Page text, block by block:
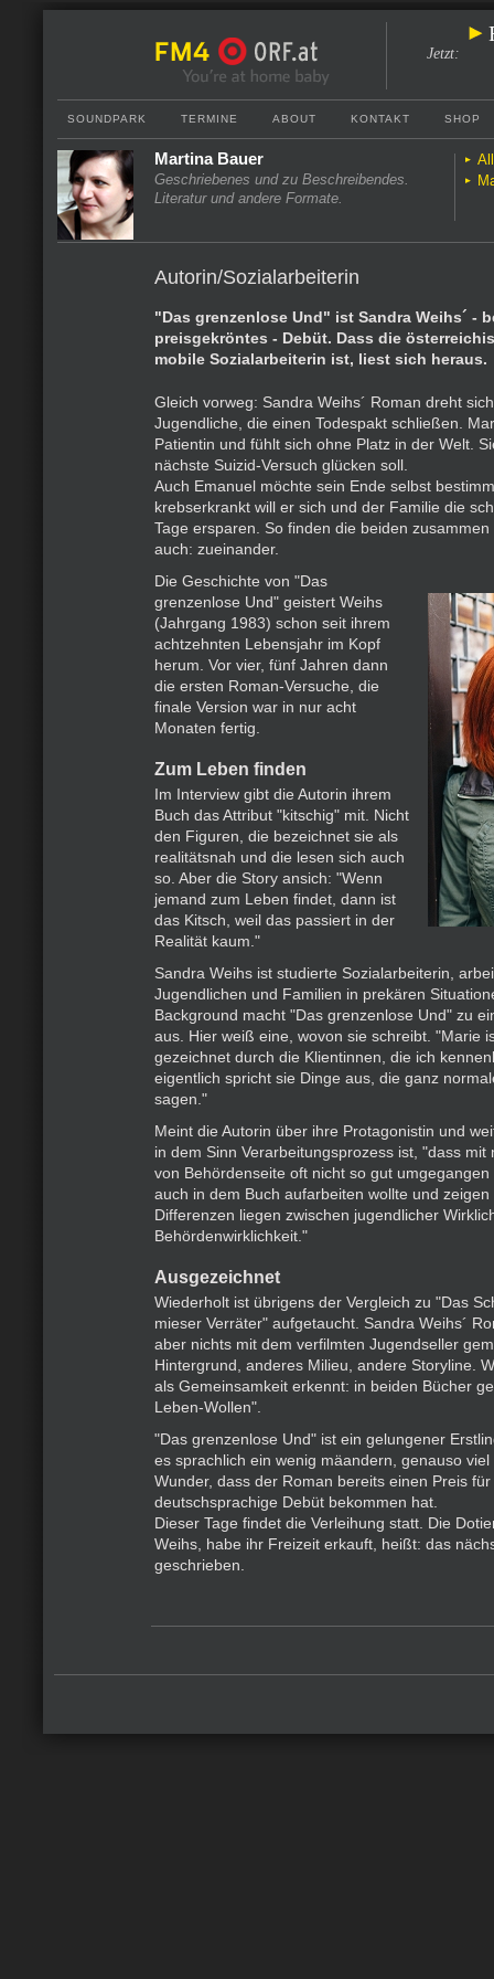
Jetzt:
SOUNDPARK TERMINE ABOUT KONTAKT SHOP
Martina Bauer
Geschriebenes und zu Beschreibendes.
Literatur und andere Formate.
Autorin/Sozialarbeiterin
"Das grenzenlose Und" ist Sandra Weihs´ -
preisgekröntes - Debüt. Dass die
mobile Sozialarbeiterin ist, liest sich heraus.
Gleich vorweg: Sandra Weihs´ Roman dreht
Jugendliche, die einen Todespakt schließen.
Patientin und fühlt sich ohne Platz in der Welt.
nächste Suizid-Versuch glücken soll.
Auch Emanuel möchte sein Ende selbst
krebserkrankt will er sich und der Familie die
Tage ersparen. So finden die beiden
auch: zueinander.
Die Geschichte von "Das
grenzenlose Und" geistert Weihs
(Jahrgang 1983) schon seit ihrem
achtzehnten Lebensjahr im Kopf
herum. Vor vier, fünf Jahren dann
die ersten Roman-Versuche, die
finale Version war in nur acht
Monaten fertig.
Zum Leben finden
Im Interview gibt die Autorin ihrem
Buch das Attribut "kitschig" mit. Nicht
den Figuren, die bezeichnet sie als
realitätsnah und die lesen sich auch
so. Aber die Story ansich: "Wenn
jemand zum Leben findet, dann ist
das Kitsch, weil das passiert in der
Realität kaum."
Sandra Weihs ist studierte Sozialarbeiterin,
Jugendlichen und Familien in prekären
Background macht "Das grenzenlose Und" zu
aus. Hier weiß eine, wovon sie schreibt. "Marie
gezeichnet durch die Klientinnen, die ich
eigentlich spricht sie Dinge aus, die ganz
sagen."
Meint die Autorin über ihre Protagonistin und
in dem Sinn Verarbeitungsprozess ist, "dass mit
von Behördenseite oft nicht so gut
auch in dem Buch aufarbeiten wollte und
Differenzen liegen zwischen jugendlicher
Behördenwirklichkeit."
Ausgezeichnet
Wiederholt ist übrigens der Vergleich zu "Das
mieser Verräter" aufgetaucht. Sandra Weihs´
aber nichts mit dem verfilmten Jugendseller
Hintergrund, anderes Milieu, andere Storyline.
als Gemeinsamkeit erkennt: in beiden Bücher
Leben-Wollen".
"Das grenzenlose Und" ist ein gelungener
es sprachlich ein wenig mäandern, genauso viel
Wunder, dass der Roman bereits einen Preis
deutschsprachige Debüt bekommen hat.
Dieser Tage findet die Verleihung statt. Die
Weihs, habe ihr Freizeit erkauft, heißt: das
geschrieben.